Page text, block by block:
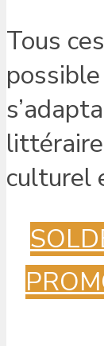
Tous
culturel